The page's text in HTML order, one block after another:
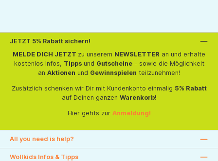
JETZT 5% Rabatt sichern!
MELDE DICH JETZT zu unserem NEWSLETTER an und erhalte
kostenlos Infos, Tippsund Gutscheine- sowie die Möglichkeit
an Aktionen und Gewinnspielen teilzunehmen!
Zusätzlich schenken wir Dir mit Kundenkonto einmalig 5% Rabatt
auf Deinen ganzen Warenkorb!
Hier gehts zur Anmeldung!
All you need is help?
Wollkids Infos & Tipps